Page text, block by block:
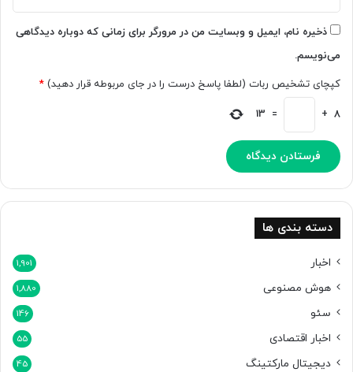
ی
؛
ا
ش
م
ا
ن
م
ل
ف
د
ذخیره نام، ایمیل و وبسایت من در مرورگر برای زمانی که دوباره دیدگاهی
می‌نویسم.
کپچای تشخیص ربات (لطفا پاسخ درست را در جای مربوطه قرار دهید) *
8
+
=
13
دسته بندی ها
اخبار 1,901
هوش مصنوعی 1,880
سئو 146
اخبار اقتصادی 55
دیجیتال مارکتینگ 45